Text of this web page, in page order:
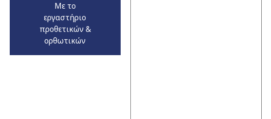
Με το
εργαστήριο
προθετικών &
ορθωτικών